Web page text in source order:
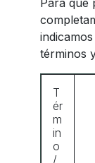
Para que
términos
T
ér
m
in
o
/